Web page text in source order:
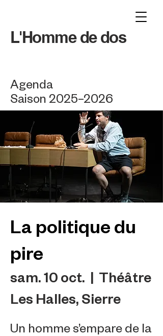
L'Homme de dos
Agenda
Saison 2025–2026
La politique du
pire
sam. 10 oct.
  |
Théâtre
Les Halles, Sierre
Un homme s’empare de la